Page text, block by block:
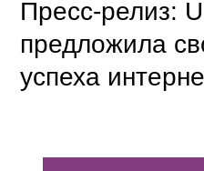
Пресс-релиз:
предложила
успеха